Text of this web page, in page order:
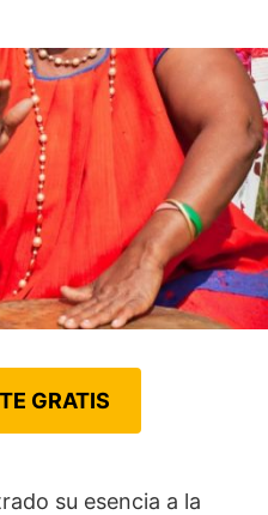
GRATIS
su esencia a la